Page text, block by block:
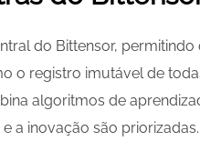
do Bittensor,
o registro imutável de
algoritmos de
a inovação são